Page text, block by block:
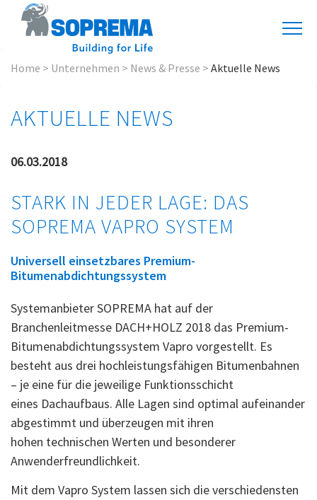
Home > Unternehmen > News & Presse > Aktuelle News
AKTUELLE NEWS
06.03.2018
STARK IN JEDER LAGE: DAS
SOPREMA VAPRO SYSTEM
Universell einsetzbares Premium-
Bitumenabdichtungssystem
Systemanbieter SOPREMA hat auf der
Branchenleitmesse DACH+HOLZ 2018 das Premium-
Bitumenabdichtungssystem Vapro vorgestellt. Es
besteht aus drei hochleistungsfähigen Bitumenbahnen
– je eine für die jeweilige Funktionsschicht
eines Dachaufbaus. Alle Lagen sind optimal aufeinander
abgestimmt und überzeugen mit ihren
hohen technischen Werten und besonderer
Anwenderfreundlichkeit.
Mit dem Vapro System lassen sich die verschiedensten